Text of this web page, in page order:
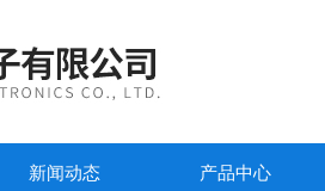
新闻动态 产品中心